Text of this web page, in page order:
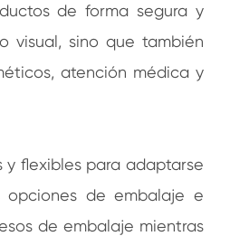
de forma segura y
visual, sino que también
atención médica y
flexibles para adaptarse
opciones de embalaje e
de embalaje mientras